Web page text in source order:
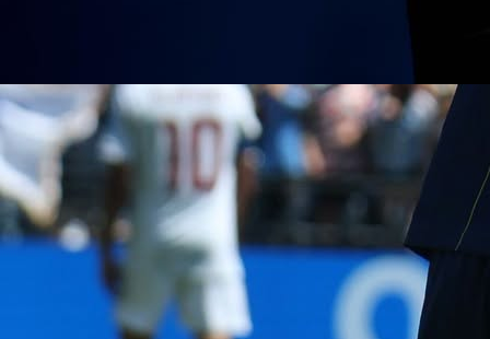
A Selekcija
NEVJEROVATNA ODLUKA: Bh. reprezentativac
izbačen iz ekipe pred finale!